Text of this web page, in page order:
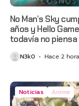
No Man’s Sky
años y Hello
todavía no
N3k0 Hace 2
Noticias Anime